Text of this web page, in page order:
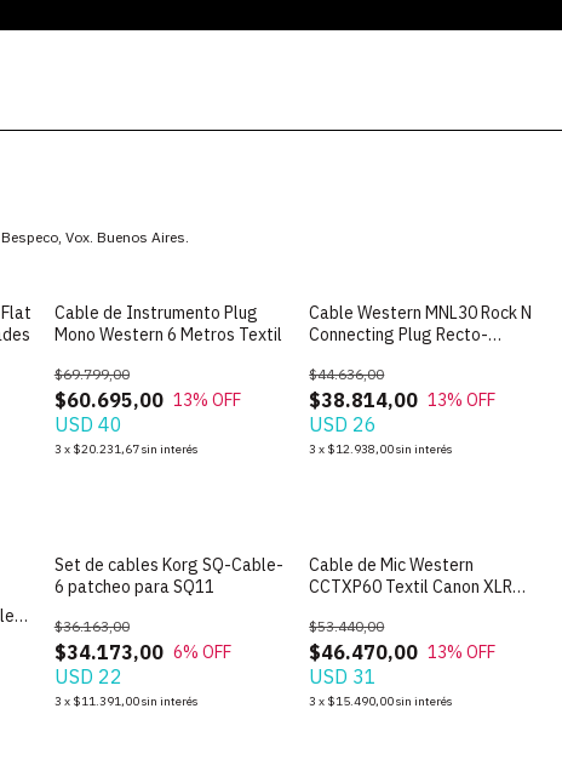
Vox. Buenos Aires.
Cable de Instrumento Plug
Mono Western 6 Metros Textil
$60.695,00
$69.799,00
13% OFF
USD 40
3 x $20.231,67sin interés
Cable Western MNL30 Rock N
Connecting Plug Recto-
$38.814,00
$44.636,00
13% OFF
USD 26
3 x $12.938,00sin interés
Set de cables Korg SQ-Cable-
6 patcheo para SQ11
$34.173,00
$36.163,00
6% OFF
USD 22
3 x $11.391,00sin interés
Cable de Mic Western
CCTXP60 Textil Canon XLR
$46.470,00
$53.440,00
13% OFF
USD 31
3 x $15.490,00sin interés